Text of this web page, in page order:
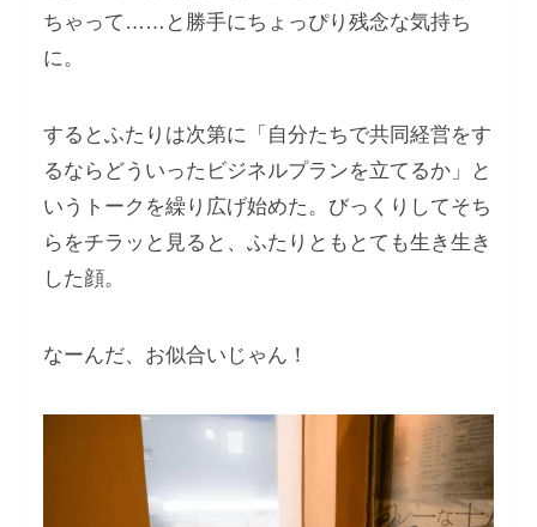
ちゃって……と勝手にちょっぴり残念な気持ち
に。
するとふたりは次第に「自分たちで共同経営をす
るならどういったビジネルプランを立てるか」と
いうトークを繰り広げ始めた。びっくりしてそち
らをチラッと見ると、ふたりともとても生き生き
した顔。
なーんだ、お似合いじゃん！